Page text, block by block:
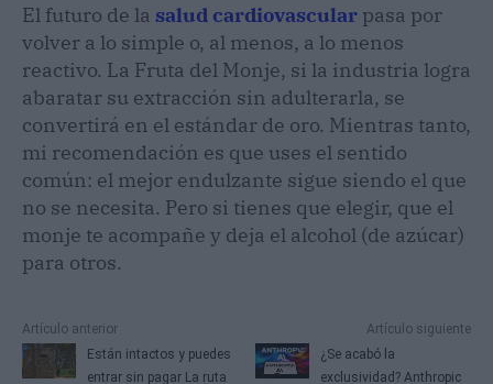
El futuro de la salud cardiovascular pasa por
volver a lo simple o, al menos, a lo menos
reactivo. La Fruta del Monje, si la industria logra
abaratar su extracción sin adulterarla, se
convertirá en el estándar de oro. Mientras tanto,
mi recomendación es que uses el sentido
común: el mejor endulzante sigue siendo el que
no se necesita. Pero si tienes que elegir, que el
monje te acompañe y deja el alcohol (de azúcar)
para otros.
Artículo anterior
Están intactos y puedes
entrar sin pagar La ruta
Artículo siguiente
¿Se acabó la
exclusividad? Anthropic